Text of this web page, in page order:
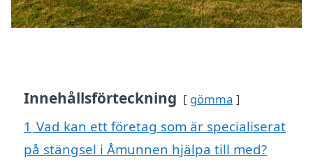
Innehållsförteckning gömma
1 Vad kan ett företag som är specialiserat
på stängsel i Åmunnen hjälpa till med?